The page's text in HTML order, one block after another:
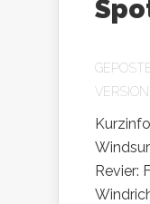
Revier: